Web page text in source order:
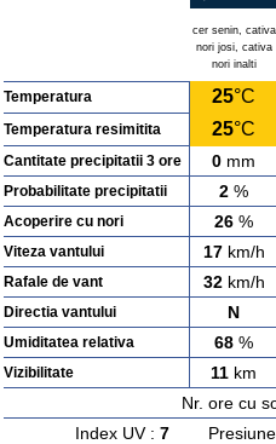
cer senin, cativa
nori josi, cativa
nori inalti
Temperatura 25°C
Temperatura resimitita 25°C
Cantitate precipitatii 3 ore 0 mm
Probabilitate precipitatii 2 %
Acoperire cu nori 26 %
Viteza vantului 17km/h
Rafale de vant 32km/h
Directia vantului N
Umiditatea relativa 68 %
Vizibilitate 11 km
Nr. ore cu
Index UV : 7Presiunea